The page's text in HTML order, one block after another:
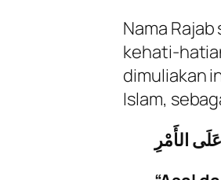
Nama
kehati-
dimuliakan
Islam,
الأَمْرِ